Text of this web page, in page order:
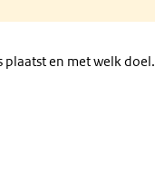
plaatst en met welk doel.